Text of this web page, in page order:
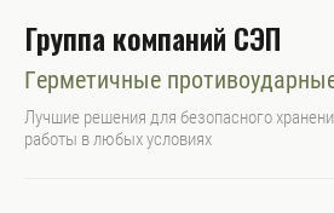
Группа компаний СЭП
Герметичные
Лучшие решения для безопасного
работы в любых условиях